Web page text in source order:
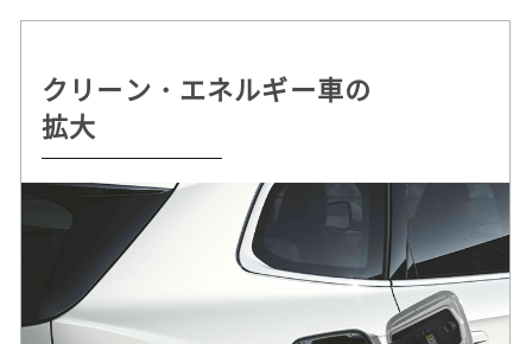
クリーン・エネルギー車の
拡大
持続可能な
クルマづくりを追求
自動運転 /
デジタル・サービスの革新
ドライビング・プレジャー
へのこだわり